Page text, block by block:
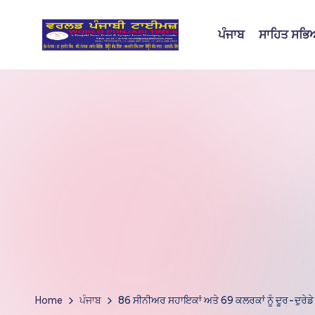
W
bi
ਪੰਜਾਬ ਸਾਹਿਤ
Home ਪੰਜਾਬ 86 ਸੀਨੀਅਰ ਸਹਾਇਕਾਂ ਅਤੇ 69 ਕਲਰਕਾਂ ਨੂੰ ਦੂਰ-ਦੁਰੇਡੇ